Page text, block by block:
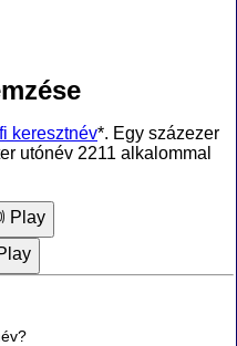
keresztnév*. Egy százezer
utónév 2211 alkalommal